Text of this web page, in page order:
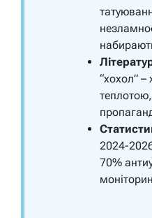
“хохол”
теплотою,
2024-
70%